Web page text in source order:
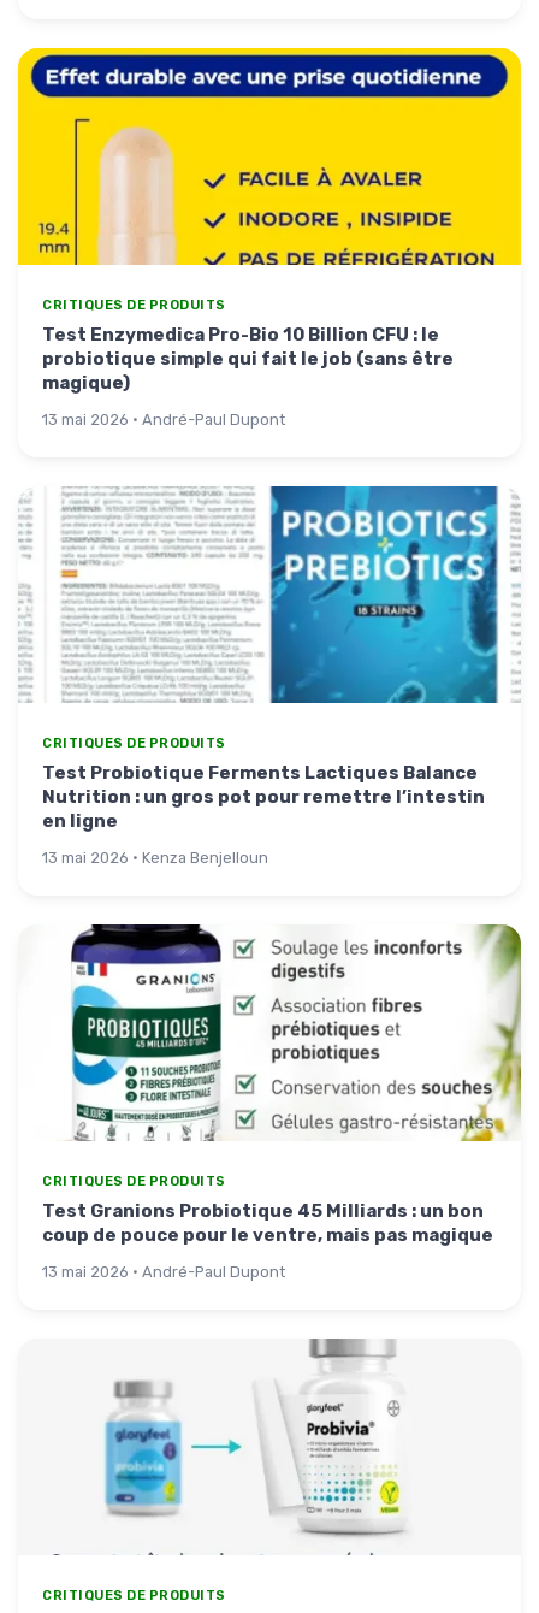
CRITIQUES DE PRODUITS
Test Enzymedica Pro-Bio 10 Billion CFU : le
probiotique simple qui fait le job (sans être
magique)
13 mai 2026 · André-Paul Dupont
CRITIQUES DE PRODUITS
Test Probiotique Ferments Lactiques Balance
Nutrition : un gros pot pour remettre l’intestin
en ligne
13 mai 2026 · Kenza Benjelloun
CRITIQUES DE PRODUITS
Test Granions Probiotique 45 Milliards : un bon
coup de pouce pour le ventre, mais pas magique
13 mai 2026 · André-Paul Dupont
CRITIQUES DE PRODUITS